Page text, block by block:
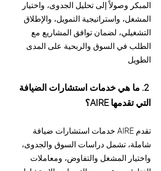
المبكر وصولاً إلى تحليل الجدوى، واختيار
المشغل، واستراتيجية التمويل، والإطلاق
التشغيلي، لضمان توافق المشاريع مع
الطلب في السوق والربحية على المدى
الطويل
2. ما هي خدمات استشارات الضيافة
التي تقدمها AIRE؟
تقدم AIRE خدمات استشارات ضيافة
شاملة، تشمل دراسات السوق والجدوى،
واختيار المشغل والتفاوض، ومعاملات